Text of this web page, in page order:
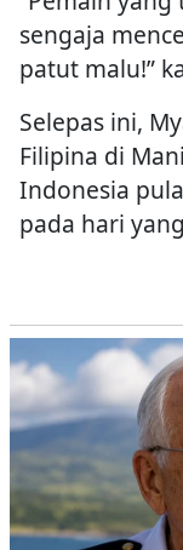
sengaja
patut malu!”
Selepas ini,
Filipina di
Indonesia
pada hari